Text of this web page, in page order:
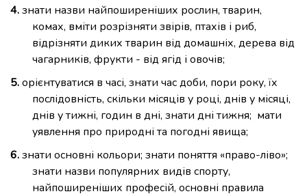
знати назви найпоширеніших рослин, тварин,
комах, вміти розрізняти звірів, птахів і риб,
відрізняти диких тварин від домашніх, дерева від
чагарників, фрукти - від ягід і овочів;
орієнтуватися в часі, знати час доби, пори року, їх
послідовність, скільки місяців у році, днів у місяці,
днів у тижні, годин в дні, знати дні тижня; мати
уявлення про природні та погодні явища;
знати основні кольори; знати поняття «право-ліво»;
знати назви популярних видів спорту,
найпоширеніших професій, основні правила